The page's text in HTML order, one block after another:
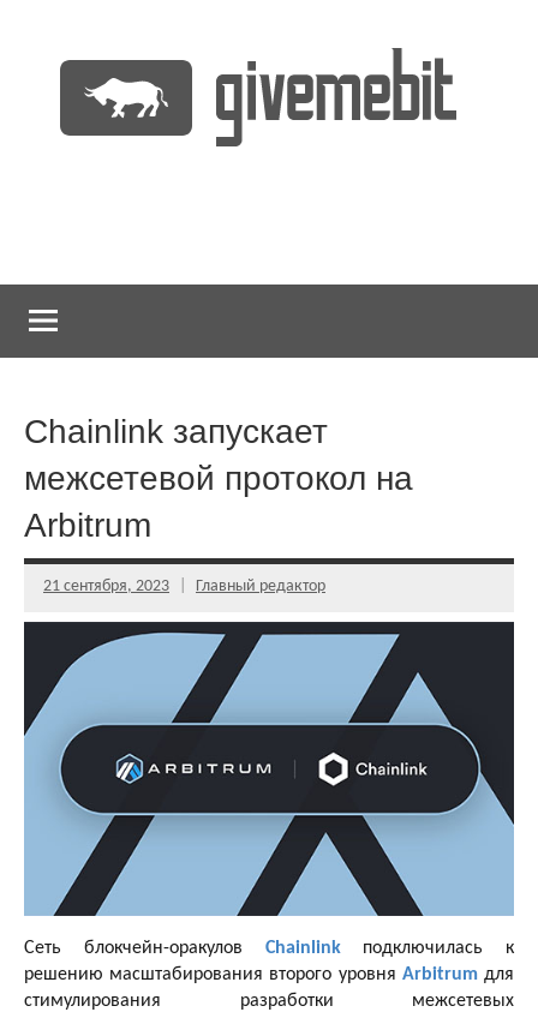
содержимому
Chainlink запускает
межсетевой протокол на
Arbitrum
21 сентября, 2023 Главный редактор
Сеть блокчейн-оракулов Chainlinkподключилась к
решению масштабирования второго уровня Arbitrumдля
стимулирования разработки межсетевых